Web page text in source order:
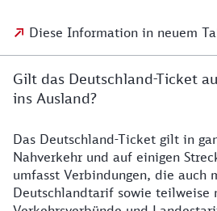
Diese Information in neuem
Gilt das Deutschland-Ticket
ins Ausland?
Das Deutschland-Ticket gilt in
Nahverkehr und auf einigen
umfasst Verbindungen, die auch
Deutschlandtarif sowie teilweise